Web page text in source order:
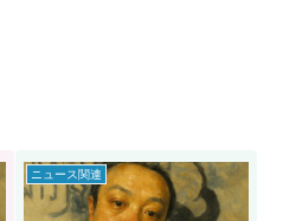
ニュース関連